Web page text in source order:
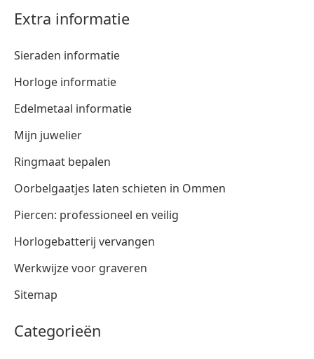
Extra informatie
Sieraden informatie
Horloge informatie
Edelmetaal informatie
Mijn juwelier
Ringmaat bepalen
Oorbelgaatjes laten schieten in Ommen
Piercen: professioneel en veilig
Horlogebatterij vervangen
Werkwijze voor graveren
Sitemap
Categorieën